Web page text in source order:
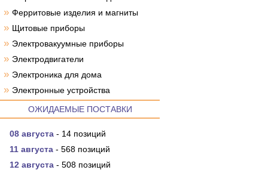
» Ферритовые изделия и магниты
» Щитовые приборы
» Электровакуумные приборы
» Электродвигатели
» Электроника для дома
» Электронные устройства
ОЖИДАЕМЫЕ ПОСТАВКИ
08 августа - 14 позиций
11 августа - 568 позиций
12 августа - 508 позиций